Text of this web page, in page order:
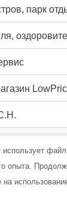
парк
использует
опыта.
на